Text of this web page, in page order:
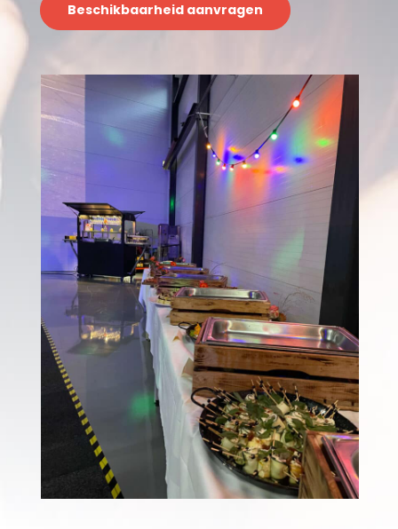
Beschikbaarheid aanvragen